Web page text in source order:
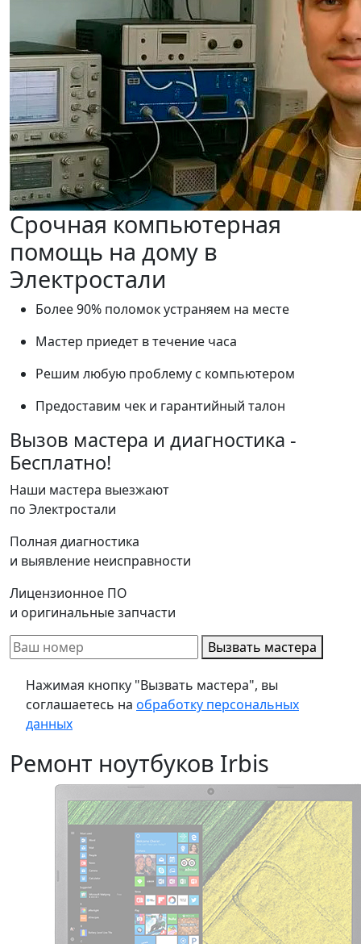
Срочная компьютерная
помощь на дому в
Электростали
Более 90% поломок устраняем на месте
Мастер приедет в течение часа
Решим любую проблему с компьютером
Предоставим чек и гарантийный талон
Вызов мастера и диагностика -
Бесплатно!
Наши мастера выезжают
по Электростали
Полная диагностика
и выявление неисправности
Лицензионное ПО
и оригинальные запчасти
Вызвать мастера
Нажимая кнопку "Вызвать мастера", вы
соглашаетесь на обработку персональных
данных
Ремонт ноутбуков Irbis